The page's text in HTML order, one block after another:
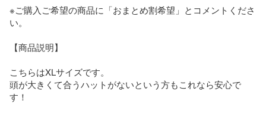
※ご購入ご希望の商品に「おまとめ割希望」とコメントくださ
い。
【商品説明】
こちらはXLサイズです。
頭が大きくて合うハットがないという方もこれなら安心で
す！